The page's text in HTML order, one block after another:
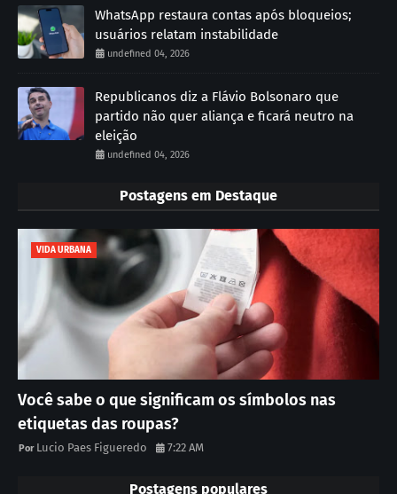
WhatsApp restaura contas após bloqueios;
usuários relatam instabilidade
undefined 04, 2026
Republicanos diz a Flávio Bolsonaro que
partido não quer aliança e ficará neutro na
eleição
undefined 04, 2026
Postagens em Destaque
VIDA URBANA
Você sabe o que significam os símbolos nas
etiquetas das roupas?
Lucio Paes Figueredo 7:22 AM
Postagens populares